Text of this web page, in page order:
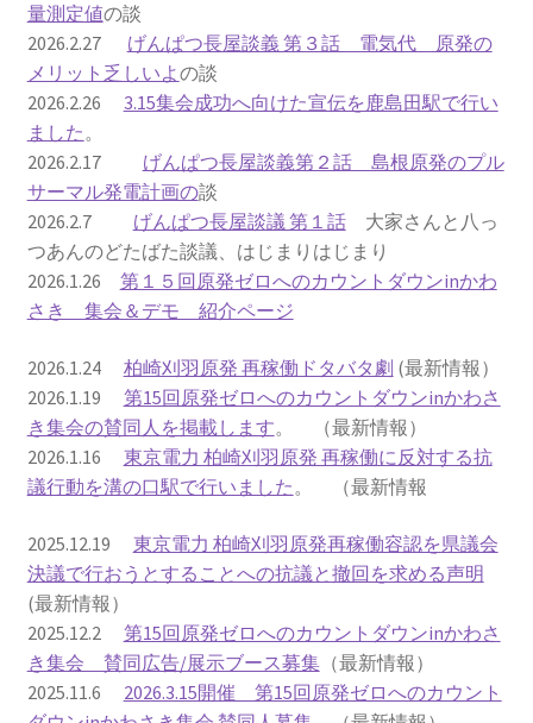
原発 日誌
2022.7.15東電・株主訴訟 経営陣に13兆円賠償命令
2022.8.1 福島第一原発 汚染配管撤去 失敗続きで計画
断念
2022.8.9 福島第一原発 汚染水海洋放出トンネル工事
着工
超 老朽対策容認
2023.1.19 東電旧経営陣、二審も無罪 民事裁判で認
めた「長期評価」を否定
り
原子力規制委員会「原発60年超運転」正式決定先送
りからわずか5日で、多数決決定
「原発６０年超へ」閣議決定
量測定値の談
2026.2.27 げんぱつ長屋談義 第３話 電気代 原発の
メリット乏しいよの談
2026.2.26 3.15集会成功へ向けた宣伝を鹿島田駅で行い
ました。
2026.2.17 げんぱつ長屋談義第２話 島根原発のプル
サーマル発電計画の談
2026.2.7 げんぱつ長屋談議 第１話大家さんと八っ
つあんのどたばた談議、はじまりはじまり
2026.1.26 第１５回原発ゼロへのカウントダウンinかわ
さき 集会＆デモ 紹介ページ
2026.1.24 柏崎刈羽原発 再稼働ドタバタ劇 (最新情報）
2026.1.19 第15回原発ゼロへのカウントダウンinかわさ
き集会の賛同人を掲載します。 （最新情報）
2026.1.16 東京電力 柏崎刈羽原発 再稼働に反対する抗
議行動を溝の口駅で行いました。 （最新情報
2025.12.19 東京電力 柏崎刈羽原発再稼働容認を県議会
決議で行おうとすることへの抗議と撤回を求める声明
(最新情報）
2025.12.2 第15回原発ゼロへのカウントダウンinかわさ
き集会 賛同広告/展示ブース募集（最新情報）
2025.11.6 2026.3.15開催 第15回原発ゼロへのカウント